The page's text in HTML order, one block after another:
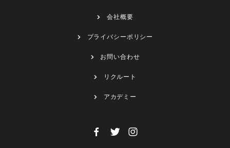
会社概要
プライバシーポリシー
お問い合わせ
リクルート
アカデミー